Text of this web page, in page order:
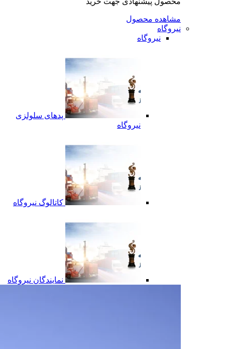
مشاهده محصول
نیروگاه
نیروگاه
پدهای سلولزی
نیروگاه
کاتالوگ نیروگاه
نمایندگان نیروگاه